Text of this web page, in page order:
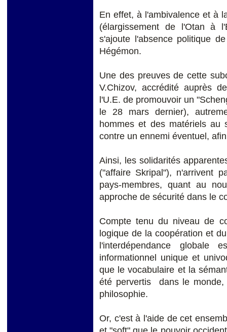
En effet, à l'ambivalence et à
(élargissement de l'Otan à
s'ajoute l'absence politique
Hégémon.
Une des preuves de cette
V.Chizov, accrédité auprès
l'U.E. de promouvoir un
le 28 mars dernier),
hommes et des matériels au
contre un ennemi éventuel,
Ainsi, les solidarités
("affaire Skripal"), n'arrivent
pays-membres, quant au
approche de sécurité dans le
Compte tenu du niveau de
logique de la coopération et
l'interdépendance globale
informationnel unique et
que le vocabulaire et la
été pervertis dans le
philosophie.
Or, c'est à l'aide de cet